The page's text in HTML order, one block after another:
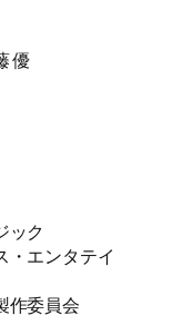
優
ック
・エンタテイ
作委員会